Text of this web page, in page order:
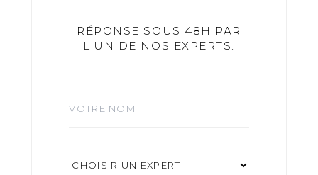
RÉPONSE SOUS 48H PAR
L'UN DE NOS EXPERTS.